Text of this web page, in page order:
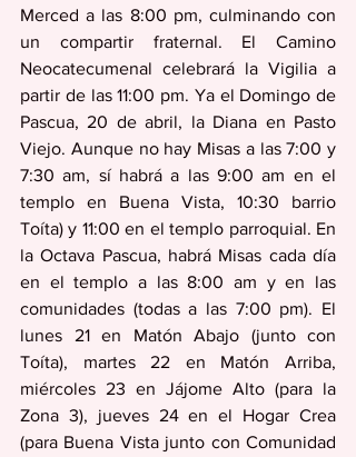
Merced a las 8:00 pm, culminando con
un compartir fraternal. El Camino
Neocatecumenal celebrará la Vigilia a
partir de las 11:00 pm. Ya el Domingo de
Pascua, 20 de abril, la Diana en Pasto
Viejo. Aunque no hay Misas a las 7:00 y
7:30 am, sí habrá a las 9:00 am en el
templo en Buena Vista, 10:30 barrio
Toíta) y 11:00 en el templo parroquial. En
la Octava Pascua, habrá Misas cada día
en el templo a las 8:00 am y en las
comunidades (todas a las 7:00 pm). El
lunes 21 en Matón Abajo (junto con
Toíta), martes 22 en Matón Arriba,
miércoles 23 en Jájome Alto (para la
Zona 3), jueves 24 en el Hogar Crea
(para Buena Vista junto con Comunidad